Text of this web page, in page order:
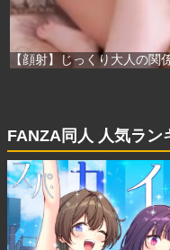
FANZA同人 人気ラン